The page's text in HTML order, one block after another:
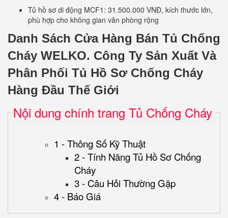
Tủ hồ sơ di động MCF1: 31.500.000 VNĐ, kích thước lớn,
phù hợp cho không gian văn phòng rộng
Danh Sách Cửa Hàng Bán Tủ Chống
Cháy WELKO. Công Ty Sản Xuất Và
Phân Phối Tủ Hồ Sơ Chống Cháy
Hàng Đầu Thế Giới
Nội dung chính trang Tủ Chống Cháy
1 - Thông Số Kỹ Thuật
2 - Tính Năng Tủ Hồ Sơ Chống
Cháy
3 - Câu Hỏi Thường Gặp
4 - Báo Giá